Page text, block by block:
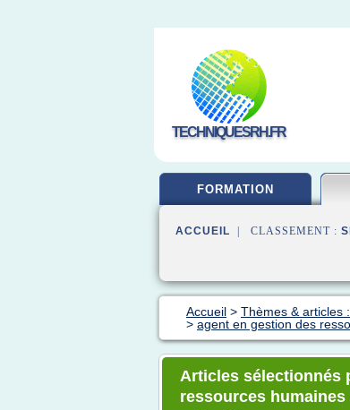
TECHNIQUESRH.FR
FORMATION
ACCUEIL | CLASSEMENT :
Accueil > Thèmes & articles
> agent en gestion des
Articles sélectionnés
ressources humaines